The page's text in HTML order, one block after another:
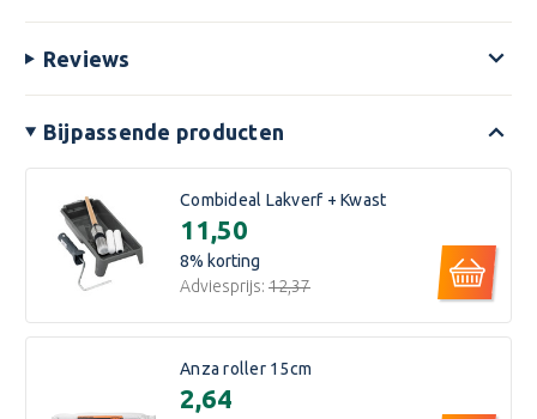
Reviews
Bijpassende producten
Combideal Lakverf + Kwast
€11,50
8% korting
Adviesprijs: €12,37
Anza roller 15cm
€2,64